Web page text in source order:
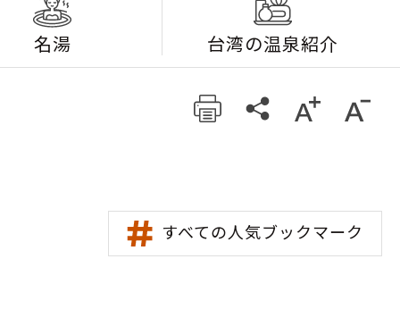
名湯 台湾の温泉紹介
すべての人気ブックマーク